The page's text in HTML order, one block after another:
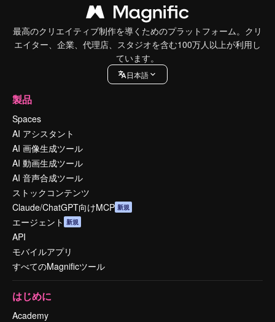
最高のクリエイティブ制作を導くためのプラットフォーム。クリ
エイター、企業、代理店、スタジオを含む100万人以上が利用し
ています。
日本語
製品
Spaces
AI アシスタント
AI 画像生成ツール
AI 動画生成ツール
AI 音声合成ツール
ストックコンテンツ
Claude/ChatGPT向けMCP 新規
エージェント 新規
API
モバイルアプリ
すべてのMagnificツール
はじめに
Academy